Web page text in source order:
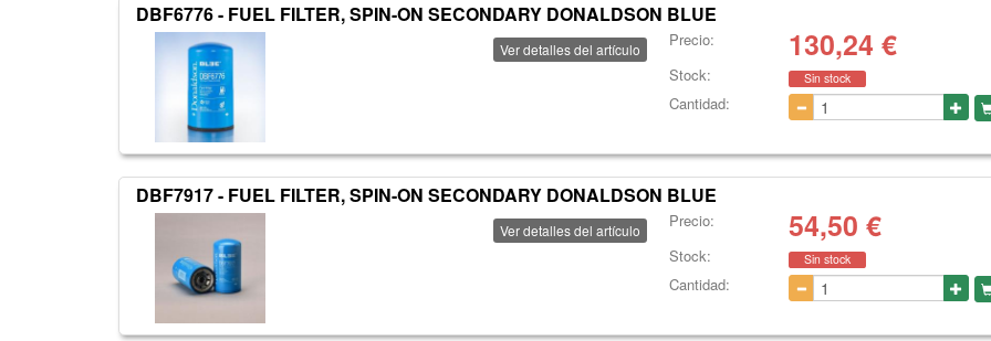
DBF6776 - FUEL FILTER, SPIN-ON SECONDARY DONALDSON BLUE
Ver detalles del artículo Precio: 130,24 €
Stock: Sin stock
Cantidad:
DBF7917 - FUEL FILTER, SPIN-ON SECONDARY DONALDSON BLUE
Ver detalles del artículo Precio: 54,50 €
Stock: Sin stock
Cantidad: